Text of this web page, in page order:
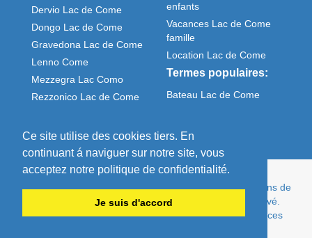
Ce site utilise des cookies tiers. En
continuant á naviguer sur notre site, vous
acceptez notre politique de confidentialité.
Je suis d'accord
Dervio Lac de Come
Dongo Lac de Come
Gravedona Lac de Come
Lenno Come
Mezzegra Lac Como
Rezzonico Lac de Come
enfants
Vacances Lac de Come
famille
Location Lac de Come
Termes populaires:
Bateau Lac de Come
© Comolake Homes - Votre maison en vacances. Maisons de
vacances et appartements de privé - pas cher et cultivé.
Depuis plus de 15 ans, l'expert de la maison de vacances